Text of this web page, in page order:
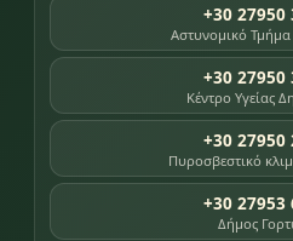
+30 27950
Αστυνομικό
+30 27950
Κέντρο Υγείας
+30 27950
Πυροσβεστικό
+30 27953
Δήμος